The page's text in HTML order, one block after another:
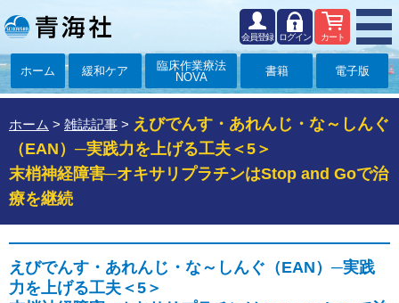
カート
ログイン
会員登録
ホーム 緩和ケア
臨床作業療法
NOVA
書籍 電子版
ホーム > 雑誌記事 > えびでんす・あれんじ・な～しんぐ
（EAN）─実践力を上げる工夫＜5＞
末梢神経障害─オキサリプラチンはStop and Goで治
療を継続
えびでんす・あれんじ・な～しんぐ（EAN）─実践
力を上げる工夫＜5＞